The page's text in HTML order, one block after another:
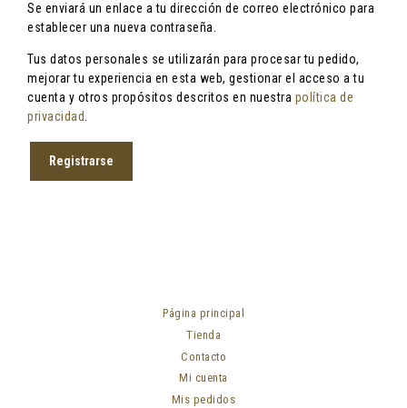
Se enviará un enlace a tu dirección de correo electrónico para
establecer una nueva contraseña.
Tus datos personales se utilizarán para procesar tu pedido,
mejorar tu experiencia en esta web, gestionar el acceso a tu
cuenta y otros propósitos descritos en nuestra política de
privacidad
Registrarse
Página principal
Tienda
Contacto
Mi cuenta
Mis pedidos